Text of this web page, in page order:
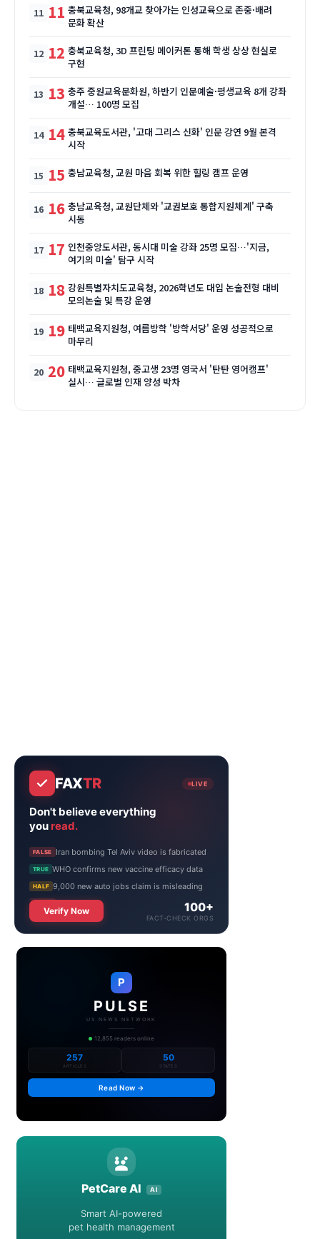
11 충북교육청, 98개교 찾아가는 인성교육으로 존중·배려
문화 확산
12 충북교육청, 3D 프린팅 메이커톤 통해 학생 상상 현실로
구현
13 충주 중원교육문화원, 하반기 인문예술·평생교육 8개 강좌
개설… 100명 모집
14 충북교육도서관, '고대 그리스 신화' 인문 강연 9월 본격
시작
15 충남교육청, 교원 마음 회복 위한 힐링 캠프 운영
16 충남교육청, 교원단체와 '교권보호 통합지원체계' 구축
시동
17 인천중앙도서관, 동시대 미술 강좌 25명 모집…'지금,
여기의 미술' 탐구 시작
18 강원특별자치도교육청, 2026학년도 대입 논술전형 대비
모의논술 및 특강 운영
19 태백교육지원청, 여름방학 '방학서당' 운영 성공적으로
마무리
20 태백교육지원청, 중고생 23명 영국서 '탄탄 영어캠프'
실시… 글로벌 인재 양성 박차